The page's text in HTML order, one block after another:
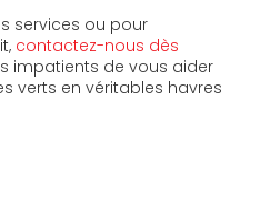
services ou pour
contactez-nous dès
impatients de vous aider
verts en véritables havres